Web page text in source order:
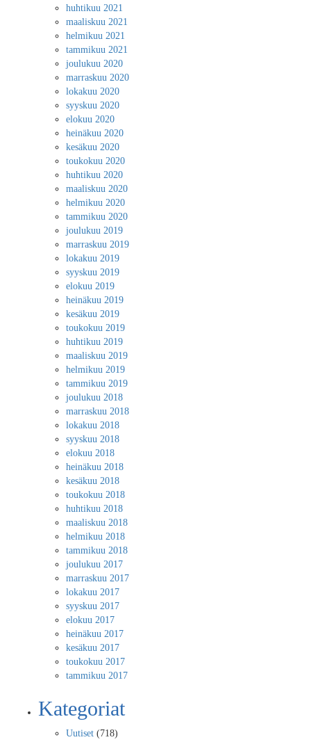
huhtikuu 2021
maaliskuu 2021
helmikuu 2021
tammikuu 2021
joulukuu 2020
marraskuu 2020
lokakuu 2020
syyskuu 2020
elokuu 2020
heinäkuu 2020
kesäkuu 2020
toukokuu 2020
huhtikuu 2020
maaliskuu 2020
helmikuu 2020
tammikuu 2020
joulukuu 2019
marraskuu 2019
lokakuu 2019
syyskuu 2019
elokuu 2019
heinäkuu 2019
kesäkuu 2019
toukokuu 2019
huhtikuu 2019
maaliskuu 2019
helmikuu 2019
tammikuu 2019
joulukuu 2018
marraskuu 2018
lokakuu 2018
syyskuu 2018
elokuu 2018
heinäkuu 2018
kesäkuu 2018
toukokuu 2018
huhtikuu 2018
maaliskuu 2018
helmikuu 2018
tammikuu 2018
joulukuu 2017
marraskuu 2017
lokakuu 2017
syyskuu 2017
elokuu 2017
heinäkuu 2017
kesäkuu 2017
toukokuu 2017
tammikuu 2017
Kategoriat
Uutiset (718)